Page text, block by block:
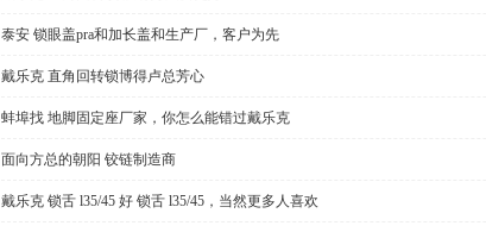
泰安 锁眼盖pra和加长盖和生产厂，客户为先
戴乐克 直角回转锁博得卢总芳心
蚌埠找 地脚固定座厂家，你怎么能错过戴乐克
面向方总的朝阳 铰链制造商
戴乐克 锁舌 l35/45 好 锁舌 l35/45，当然更多人喜欢